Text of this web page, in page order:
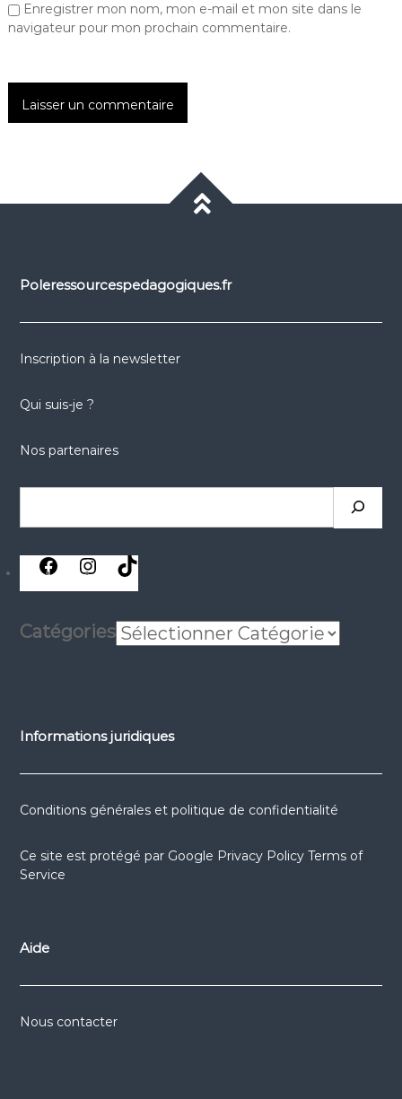
Enregistrer mon nom, mon e-mail et mon site dans le
navigateur pour mon prochain commentaire.
Poleressourcespedagogiques.fr
Inscription à la newsletter
Qui suis-je ?
Nos partenaires
Catégories
Informations juridiques
Conditions générales et politique de confidentialité
Ce site est protégé par Google Privacy Policy Terms of
Service
Aide
Nous contacter